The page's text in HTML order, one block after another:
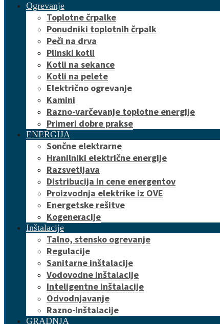
Ogrevanje
Toplotne črpalke
Ponudniki toplotnih črpalk
Peči na drva
Plinski kotli
Kotli na sekance
Kotli na pelete
Električno ogrevanje
Kamini
Razno-varčevanje toplotne energije
Primeri dobre prakse
ENERGIJA
Sončne elektrarne
Hranilniki električne energije
Razsvetljava
Distribucija in cene energentov
Proizvodnja elektrike iz OVE
Energetske rešitve
Kogeneracije
Inštalacije
Talno, stensko ogrevanje
Regulacije
Sanitarne inštalacije
Vodovodne inštalacije
Inteligentne inštalacije
Odvodnjavanje
Razno-inštalacije
GRADNJA